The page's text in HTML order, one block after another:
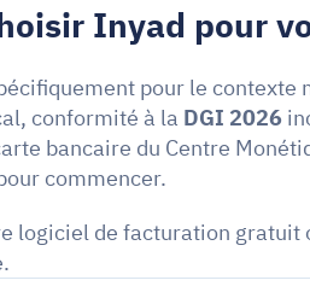
Inyad pour
pour le
conformité à la DGI 2026
bancaire du Centre
commencer.
logiciel de facturation gratuit